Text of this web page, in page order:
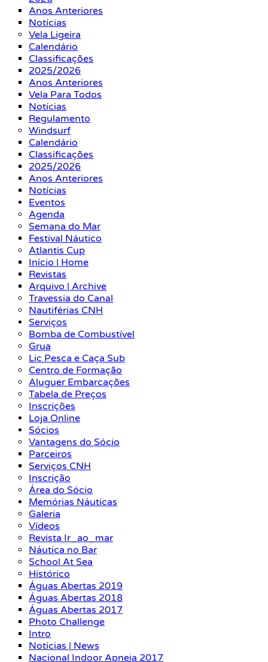
Anos Anteriores
Notícias
Vela Ligeira
Calendário
Classificações
2025/2026
Anos Anteriores
Vela Para Todos
Notícias
Regulamento
Windsurf
Calendário
Classificações
2025/2026
Anos Anteriores
Notícias
Eventos
Agenda
Semana do Mar
Festival Náutico
Atlantis Cup
Início | Home
Revistas
Arquivo | Archive
Travessia do Canal
Nautiférias CNH
Serviços
Bomba de Combustível
Grua
Lic Pesca e Caça Sub
Centro de Formação
Aluguer Embarcações
Tabela de Preços
Inscrições
Loja Online
Sócios
Vantagens do Sócio
Parceiros
Serviços CNH
Inscrição
Área do Sócio
Memórias Náuticas
Galeria
Vídeos
Revista Ir_ao_mar
Náutica no Bar
School At Sea
Histórico
Águas Abertas 2019
Águas Abertas 2018
Águas Abertas 2017
Photo Challenge
Intro
Notícias | News
Nacional Indoor Apneia 2017